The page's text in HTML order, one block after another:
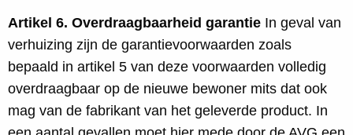
Artikel 6. Overdraagbaarheid garantie In geval van
verhuizing zijn de garantievoorwaarden zoals
bepaald in artikel 5 van deze voorwaarden volledig
overdraagbaar op de nieuwe bewoner mits dat ook
mag van de fabrikant van het geleverde product. In